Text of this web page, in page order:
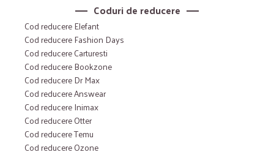
Coduri de reducere
Cod reducere Elefant
Cod reducere Fashion Days
Cod reducere Carturesti
Cod reducere Bookzone
Cod reducere Dr Max
Cod reducere Answear
Cod reducere Inimax
Cod reducere Otter
Cod reducere Temu
Cod reducere Ozone